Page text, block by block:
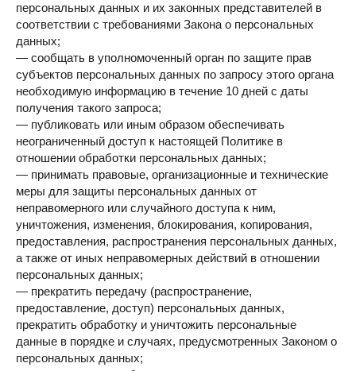
персональных данных и их законных представителей в
соответствии с требованиями Закона о персональных
данных;
— сообщать в уполномоченный орган по защите прав
субъектов персональных данных по запросу этого органа
необходимую информацию в течение 10 дней с даты
получения такого запроса;
— публиковать или иным образом обеспечивать
неограниченный доступ к настоящей Политике в
отношении обработки персональных данных;
— принимать правовые, организационные и технические
меры для защиты персональных данных от
неправомерного или случайного доступа к ним,
уничтожения, изменения, блокирования, копирования,
предоставления, распространения персональных данных,
а также от иных неправомерных действий в отношении
персональных данных;
— прекратить передачу (распространение,
предоставление, доступ) персональных данных,
прекратить обработку и уничтожить персональные
данные в порядке и случаях, предусмотренных Законом о
персональных данных;